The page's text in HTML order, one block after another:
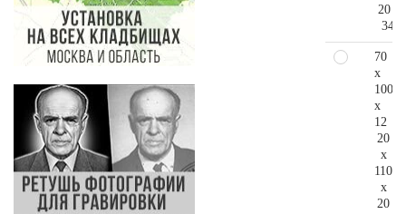
20
70
x
100
x
12
20
x
110
x
20